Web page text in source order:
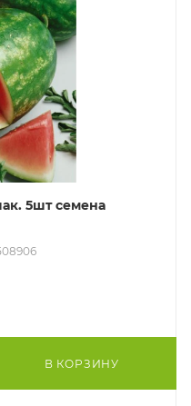
5шт семена
В КОРЗИНУ